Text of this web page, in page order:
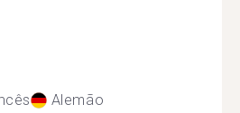
Alemão